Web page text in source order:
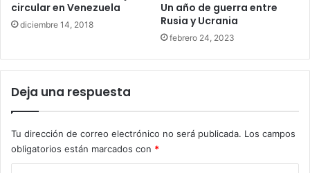
circular en Venezuela
diciembre 14, 2018
Un año de guerra entre
Rusia y Ucrania
febrero 24, 2023
Deja una respuesta
Tu dirección de correo electrónico no será publicada. Los campos
obligatorios están marcados con *